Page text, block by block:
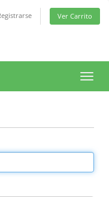
Ver Carrito